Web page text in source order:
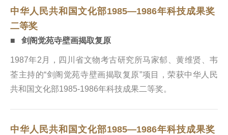
中华人民共和国文化部1985—1986年科技成果奖
二等奖
■ 剑阁觉苑寺壁画揭取复原
1987年2月，四川省文物考古研究所马家郁、黄维贤、韦
荃主持的“剑阁觉苑寺壁画揭取复原”项目，荣获中华人民
共和国文化部1985-1986年科技成果二等奖。
中华人民共和国文化部1985—1986年科技成果奖